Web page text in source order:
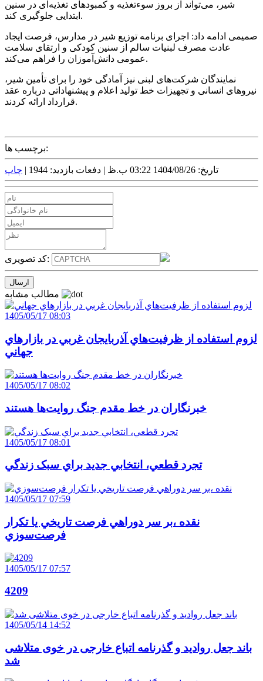
شیر، می‌تواند از بروز سوءتغذیه و کمبودهای تغذیه‌ای در سنین
ابتدایی جلوگیری کند.
صمیمی ادامه داد: اجرای برنامه توزیع شیر در مدارس، فرصت ایجاد
عادت مصرف لبنیات سالم از سنین کودکی و ارتقای سلامت
عمومی دانش‌آموزان را فراهم می‌کند.
نمایندگان شرکت‌های لبنی نیز آمادگی خود را برای تأمین شیر،
نیروهای انسانی و تجهیزات خط تولید اعلام و پیشنهاداتی درباره عقد
قرارداد ارائه کردند.
برچسب ها:
تاریخ: 1404/08/26 03:22 ب.ظ | دفعات بازدید: 1944 | چاپ
کد تصویری:
1405/05/17 08:03
لزوم استفاده از ظرفيت‌هاي آذربايجان غربي در بازارهاي
جهاني
1405/05/17 08:02
خبرنگاران در خط مقدم جنگ روايت‌ها هستند
1405/05/17 08:01
تجرد قطعي، انتخابي جديد براي سبک زندگي
1405/05/17 07:59
نقده ،بر سر دوراهي فرصت تاريخي يا تکرار
فرصت‌سوزي
1405/05/17 07:57
4209
1405/05/14 14:52
باند جعل روادید و گذرنامه اتباع خارجی در خوی متلاشی
شد